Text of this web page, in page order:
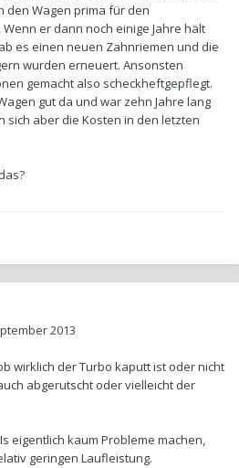
den Wagen prima für den
er dann noch einige Jahre hält
es einen neuen Zahnriemen und die
wurden erneuert. Ansonsten
gemacht also scheckheftgepflegt.
gut da und war zehn Jahre lang
sich aber die Kosten in den letzten
2013
wirklich der Turbo kaputt ist oder nicht
abgerutscht oder vielleicht der
eigentlich kaum Probleme machen,
geringen Laufleistung.